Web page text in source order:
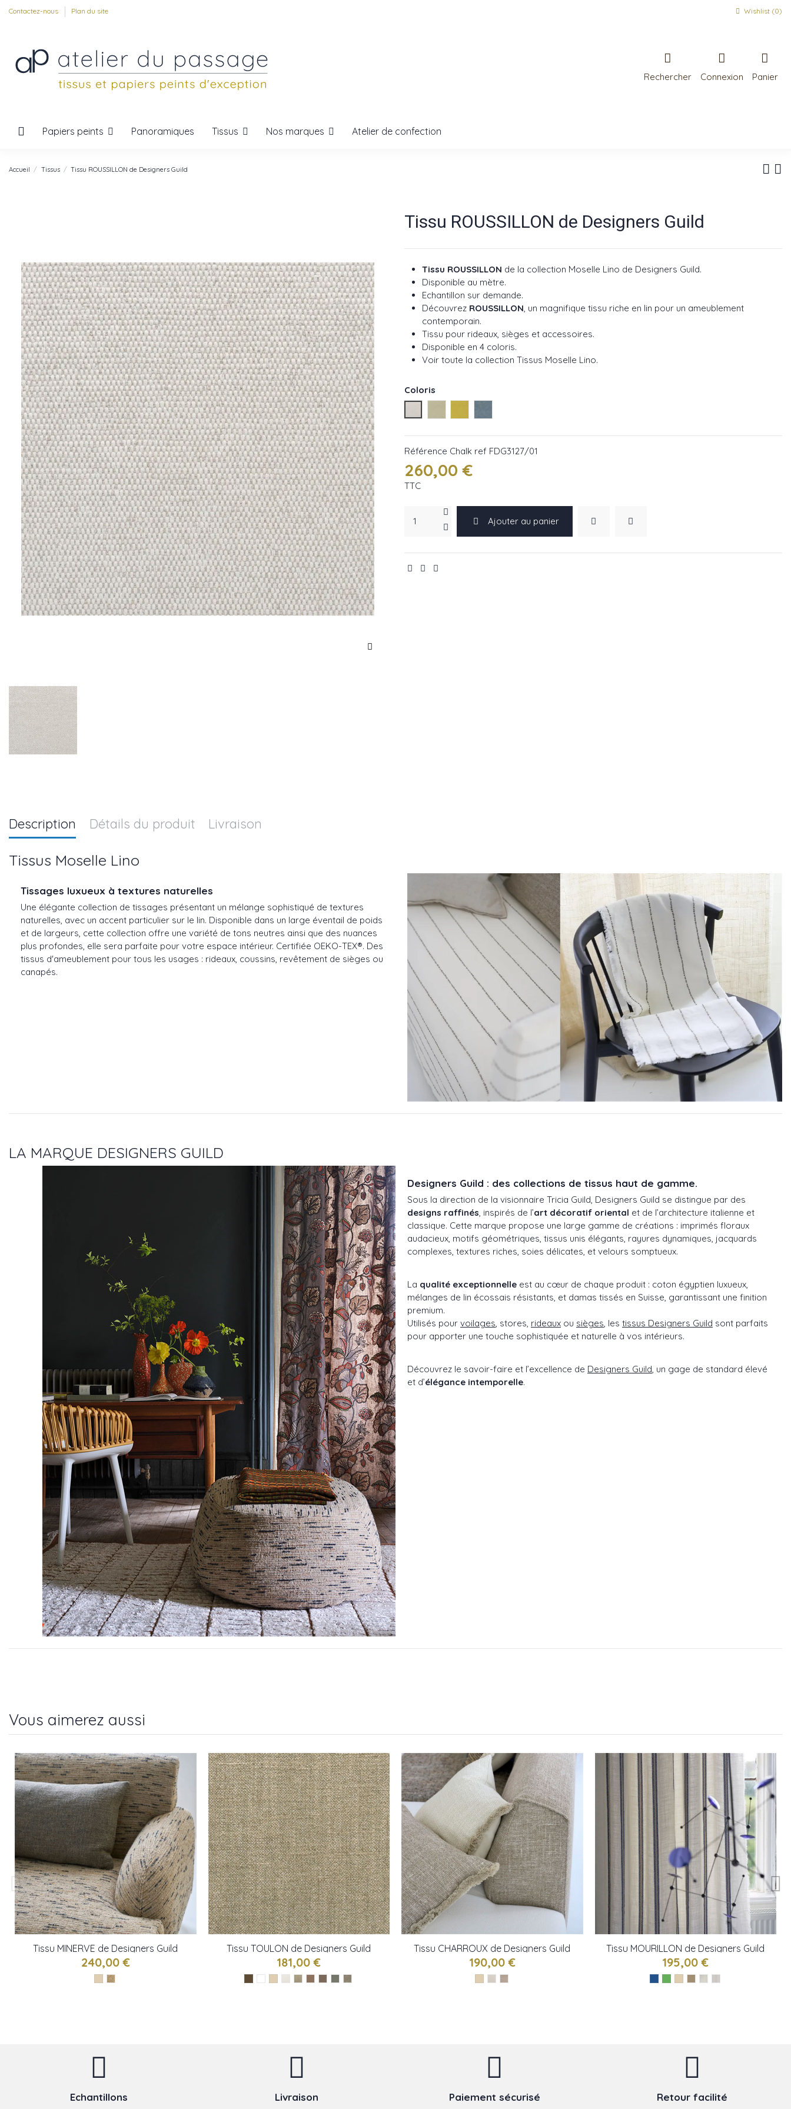
Contactez-nous Plan du site Wishlist (0)
Rechercher Connexion Panier
Papiers peints Panoramiques Tissus Nos marques Atelier de confection
Accueil Tissus Tissu ROUSSILLON de Designers Guild
Tissu ROUSSILLON de Designers Guild
Tissu ROUSSILLON de la collection Moselle Lino de Designers Guild.
Disponible au mètre.
Echantillon sur demande.
Découvrez ROUSSILLON, un magnifique tissu riche en lin pour un ameublement
contemporain.
Tissu pour rideaux, sièges et accessoires.
Disponible en 4 coloris.
Voir toute la collection Tissus Moselle Lino.
Coloris
Référence Chalk ref FDG3127/01
260,00 €
TTC
Ajouter au panier
Description Détails du produit Livraison
Tissus Moselle Lino
Tissages luxueux à textures naturelles
Une élégante collection de tissages présentant un mélange sophistiqué de textures
naturelles, avec un accent particulier sur le lin. Disponible dans un large éventail de poids
et de largeurs, cette collection offre une variété de tons neutres ainsi que des nuances
plus profondes, elle sera parfaite pour votre espace intérieur. Certifiée OEKO-TEX®. Des
tissus d'ameublement pour tous les usages : rideaux, coussins, revêtement de sièges ou
canapés.
LA MARQUE DESIGNERS GUILD
Designers Guild : des collections de tissus haut de gamme.
Sous la direction de la visionnaire Tricia Guild, Designers Guild se distingue par des
designs raffinés, inspirés de l’art décoratif oriental et de l’architecture italienne et
classique. Cette marque propose une large gamme de créations : imprimés floraux
audacieux, motifs géométriques, tissus unis élégants, rayures dynamiques, jacquards
complexes, textures riches, soies délicates, et velours somptueux.
La qualité exceptionnelle est au cœur de chaque produit : coton égyptien luxueux,
mélanges de lin écossais résistants, et damas tissés en Suisse, garantissant une finition
premium.
Utilisés pour voilages, stores, rideaux ou sièges, les tissus Designers Guild sont parfaits
pour apporter une touche sophistiquée et naturelle à vos intérieurs.
Découvrez le savoir-faire et l’excellence de Designers Guild, un gage de standard élevé
et d’élégance intemporelle.
Vous aimerez aussi
Tissu MINERVE de Designers Guild
240,00 €
Tissu TOULON de Designers Guild
181,00 €
Tissu CHARROUX de Designers Guild
190,00 €
Tissu MOURILLON de Designers Guild
195,00 €
Echantillons Livraison Paiement sécurisé Retour facilité